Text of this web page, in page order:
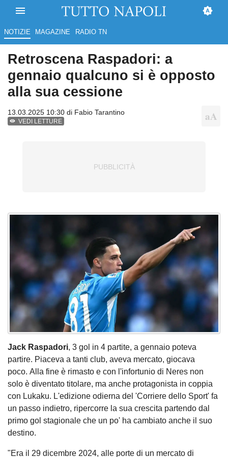
NOTIZIE MAGAZINE RADIO TN
Retroscena Raspadori: a
gennaio qualcuno si è opposto
alla sua cessione
13.03.2025 10:30 di Fabio Tarantino
VEDI LETTURE
Jack Raspadori, 3 gol in 4 partite, a gennaio poteva
partire. Piaceva a tanti club, aveva mercato, giocava
poco. Alla fine è rimasto e con l'infortunio di Neres non
solo è diventato titolare, ma anche protagonista in coppia
con Lukaku. L'edizione odierna del 'Corriere dello Sport' fa
un passo indietro, ripercorre la sua crescita partendo dal
primo gol stagionale che un po' ha cambiato anche il suo
destino.
"Era il 29 dicembre 2024, alle porte di un mercato di